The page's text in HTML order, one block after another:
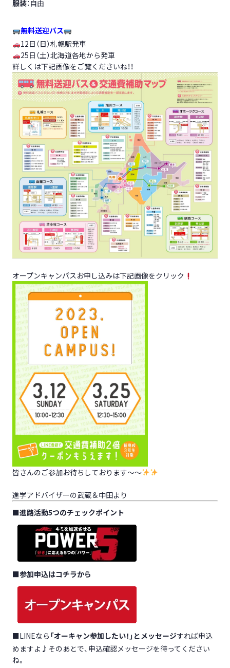
服装：自由
無料送迎バス
12日（日）札幌駅発車
25日（土）北海道各地から発車
詳しくは下記画像をご覧くださいね！！
オープンキャンパスお申し込みは下記画像をクリック
皆さんのご参加お待ちしております～～
進学アドバイザーの武蔵＆中田より
■進路活動5つのチェックポイント
■参加申込はコチラから
■LINEなら 「オーキャン参加したい！」とメッセージすれば申込
めますよ♪そのあとで、申込確認メッセージを待ってください
ね。